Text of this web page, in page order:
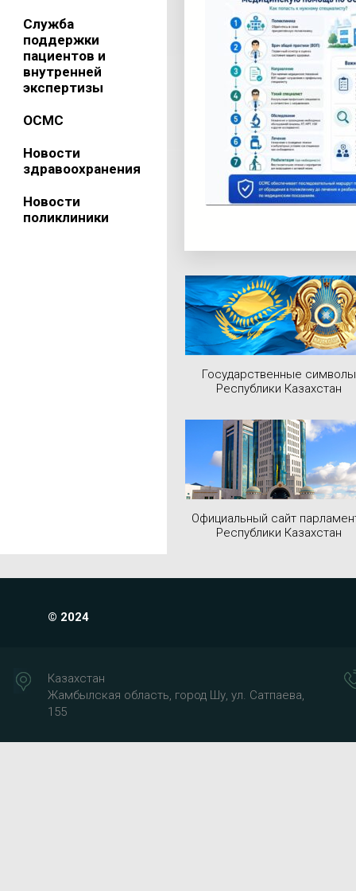
Служба
поддержки
пациентов и
внутренней
экспертизы
ОСМС
Новости
здравоохранения
Новости
поликлиники
Государственные символы
Республики Казахстан
Официальный сайт
Республики Казахстан
© 2024
Казахстан
Жамбылская область, город Шу, ул. Сатпаева,
155